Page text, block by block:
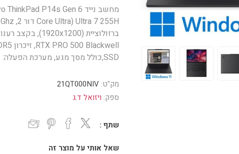
SSD,כולל מסך מגע, מערכת הפעלה: Windows 11 Pro.
מק"ט: 21QT000NIV
ספק: ויזואל ד.ג
שתף :
שאל אותי על מוצר זה